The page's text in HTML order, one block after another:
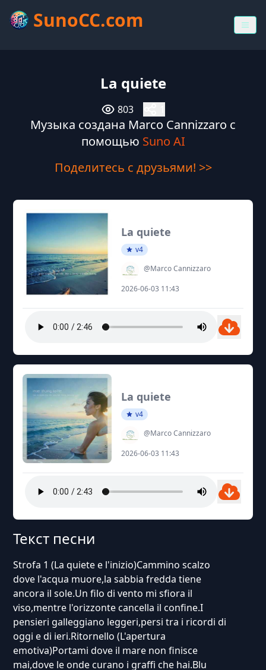
SunoCC.com
La quiete
803
Музыка создана Marco Cannizzaro с
помощью Suno AI
Поделитесь с друзьями! >>
La quiete
v4
@Marco Cannizzaro
2026-06-03 11:43
La quiete
v4
@Marco Cannizzaro
2026-06-03 11:43
Текст песни
Strofa 1 (La quiete e l'inizio)Cammino scalzo
dove l'acqua muore,la sabbia fredda tiene
ancora il sole.Un filo di vento mi sfiora il
viso,mentre l'orizzonte cancella il confine.I
pensieri galleggiano leggeri,persi tra i ricordi di
oggi e di ieri.Ritornello (L'apertura
emotiva)Portami dove il mare non finisce
mai,dove le onde curano i graffi che hai.Blu